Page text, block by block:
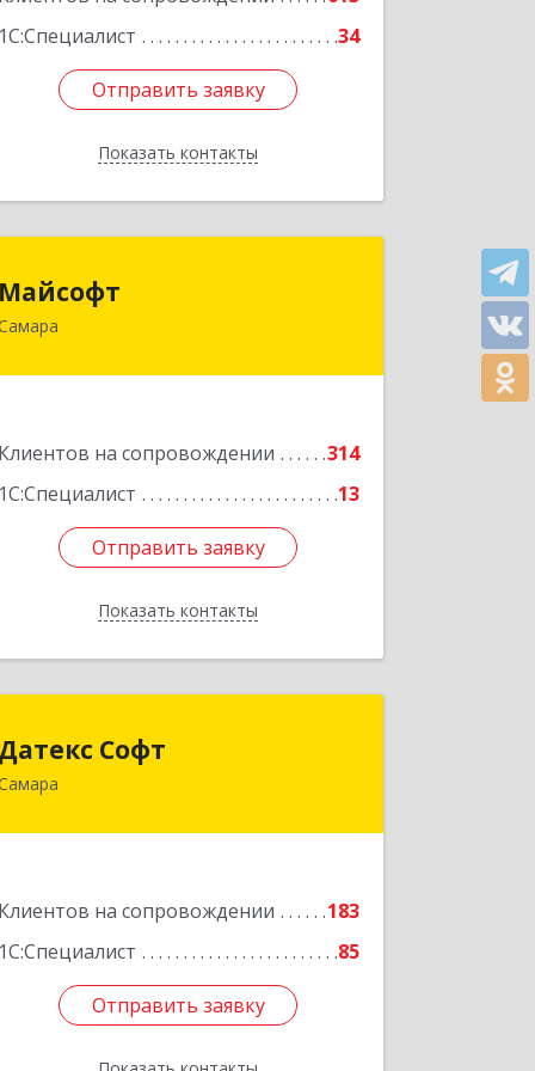
1С:Специалист
34
Отправить заявку
Показать контакты
Отправить заявку
Назад
Майсофт
Клиентов на сопровождении
314
1С:Специалист
13
Отправить заявку
Показать контакты
443076, Самарская обл, Самара г,
Подробнее
Отправить заявку
Назад
Датекс Софт
Клиентов на сопровождении
183
1С:Специалист
85
Отправить заявку
443070, Самарская обл, Самара г,
Отправить заявку